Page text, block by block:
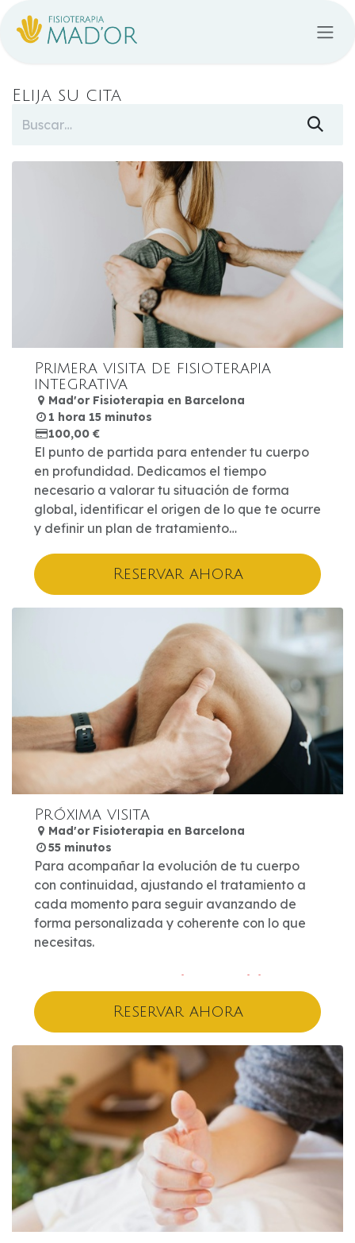
Ir al contenido
Elija su cita
Primera visita de fisioterapia
integrativa
Mad'or Fisioterapia en Barcelona
1 hora 15 minutos
100,00 €
El punto de partida para entender tu cuerpo
en profundidad. Dedicamos el tiempo
necesario a valorar tu situación de forma
global, identificar el origen de lo que te ocurre
y definir un plan de tratamiento
necesitas.
Reservar ahora
Próxima visita
Mad'or Fisioterapia en Barcelona
55 minutos
Para acompañar la evolución de tu cuerpo
con continuidad, ajustando el tratamiento a
cada momento para seguir avanzando de
forma personalizada y coherente con lo que
necesitas.
Importante: para realizar una visita
sucesiva es necesario haber realizado
previamente la primera visita, donde
establecemos la valoración inicial y el
plan de tratamiento.
Reservar ahora